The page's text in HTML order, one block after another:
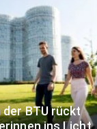
BTU rückt